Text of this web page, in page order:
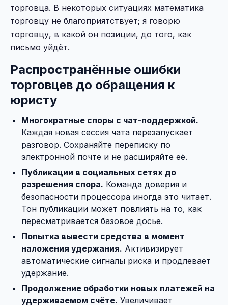
торговца. В некоторых ситуациях математика
торговцу не благоприятствует; я говорю
торговцу, в какой он позиции, до того, как
письмо уйдёт.
Распространённые ошибки
торговцев до обращения к
юристу
Многократные споры с чат-поддержкой.
Каждая новая сессия чата перезапускает
разговор. Сохраняйте переписку по
электронной почте и не расширяйте её.
Публикации в социальных сетях до
разрешения спора. Команда доверия и
безопасности процессора иногда это читает.
Тон публикации может повлиять на то, как
пересматривается базовое досье.
Попытка вывести средства в момент
наложения удержания. Активизирует
автоматические сигналы риска и продлевает
удержание.
Продолжение обработки новых платежей на
удерживаемом счёте. Увеличивает